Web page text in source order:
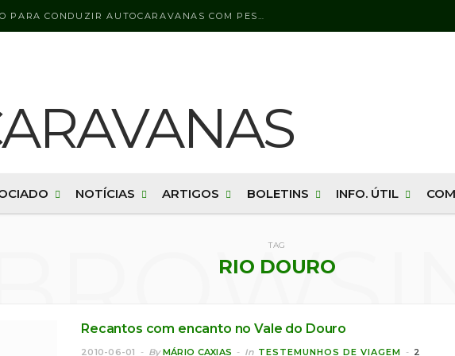
LICENÇA DE CONDUÇÃO PARA CONDUZIR AUTOCARAVANAS COM PESO BRUTO SUPERIOR A 3500 KG
NOTÍCIAS ARTIGOS BOLETINS INFO. ÚTIL
TAG
RIO DOURO
Recantos com encanto no Vale do Douro
2010-06-01 By MÁRIO CAXIAS In TESTEMUNHOS DE VIAGEM
2